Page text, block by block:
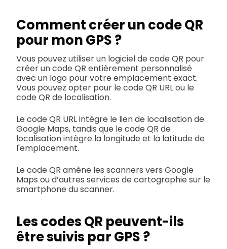
Comment créer un code QR
pour mon GPS ?
Vous pouvez utiliser un logiciel de code QR pour
créer un code QR entièrement personnalisé
avec un logo pour votre emplacement exact.
Vous pouvez opter pour le code QR URL ou le
code QR de localisation.
Le code QR URL intègre le lien de localisation de
Google Maps, tandis que le code QR de
localisation intègre la longitude et la latitude de
l'emplacement.
Le code QR amène les scanners vers Google
Maps ou d’autres services de cartographie sur le
smartphone du scanner.
Les codes QR peuvent-ils
être suivis par GPS ?